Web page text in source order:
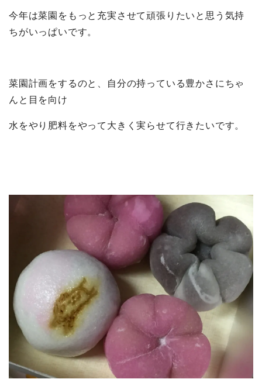
今年は菜園をもっと充実させて頑張りたいと思う気持
ちがいっぱいです。
菜園計画をするのと、自分の持っている豊かさにちゃ
んと目を向け
水をやり肥料をやって大きく実らせて行きたいです。